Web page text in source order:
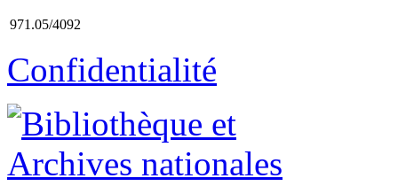
971.05/4092
Confidentialité